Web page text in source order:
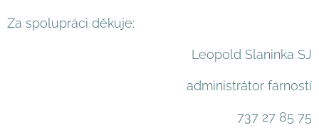
Za spolupráci děkuje:
Leopold Slaninka SJ
administrátor farností
737 27 85 75